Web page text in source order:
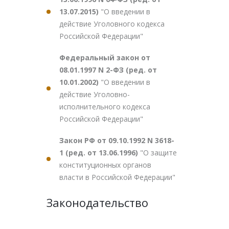
13.07.2015) "О введении в
действие Уголовного кодекса
Российской Федерации"
Федеральный закон от
08.01.1997 N 2-ФЗ (ред. от
10.01.2002) "О введении в
действие Уголовно-
исполнительного кодекса
Российской Федерации"
Закон РФ от 09.10.1992 N 3618-
1 (ред. от 13.06.1996) "О защите
конституционных органов
власти в Российской Федерации"
Законодательство